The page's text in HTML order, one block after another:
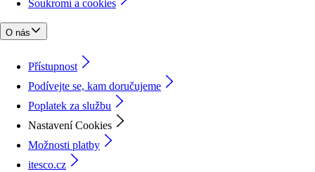
Soukromí a cookies
O nás
Přístupnost
Podívejte se, kam doručujeme
Poplatek za službu
Nastavení Cookies
Možnosti platby
itesco.cz